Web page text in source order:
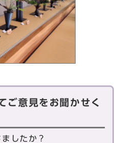
ご意見をお聞かせく
したか？